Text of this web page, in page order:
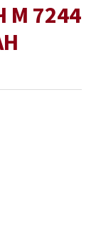
7244